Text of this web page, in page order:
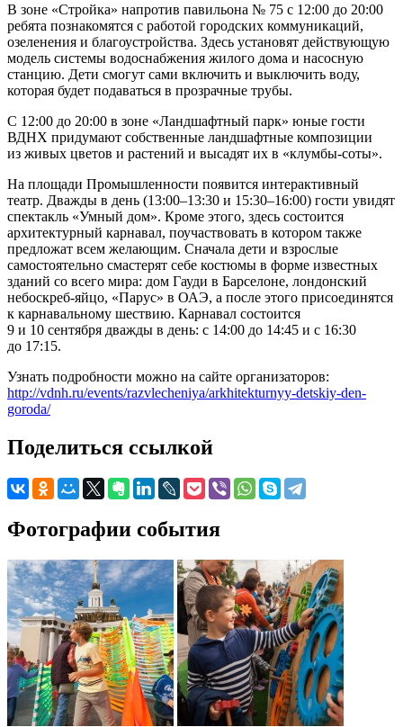
В зоне «Стройка» напротив павильона № 75 с 12:00 до 20:00
ребята познакомятся с работой городских коммуникаций,
озеленения и благоустройства. Здесь установят действующую
модель системы водоснабжения жилого дома и насосную
станцию. Дети смогут сами включить и выключить воду,
которая будет подаваться в прозрачные трубы.
С 12:00 до 20:00 в зоне «Ландшафтный парк» юные гости
ВДНХ придумают собственные ландшафтные композиции
из живых цветов и растений и высадят их в «клумбы-соты».
На площади Промышленности появится интерактивный
театр. Дважды в день (13:00–13:30 и 15:30–16:00) гости увидят
спектакль «Умный дом». Кроме этого, здесь состоится
архитектурный карнавал, поучаствовать в котором также
предложат всем желающим. Сначала дети и взрослые
самостоятельно смастерят себе костюмы в форме известных
зданий со всего мира: дом Гауди в Барселоне, лондонский
небоскреб-яйцо, «Парус» в ОАЭ, а после этого присоединятся
к карнавальному шествию. Карнавал состоится
9 и 10 сентября дважды в день: с 14:00 до 14:45 и с 16:30
до 17:15.
Узнать подробности можно на сайте организаторов:
http://vdnh.ru/events/razvlecheniya/arkhitekturnyy-detskiy-den-
goroda/
Поделиться ссылкой
Фотографии события